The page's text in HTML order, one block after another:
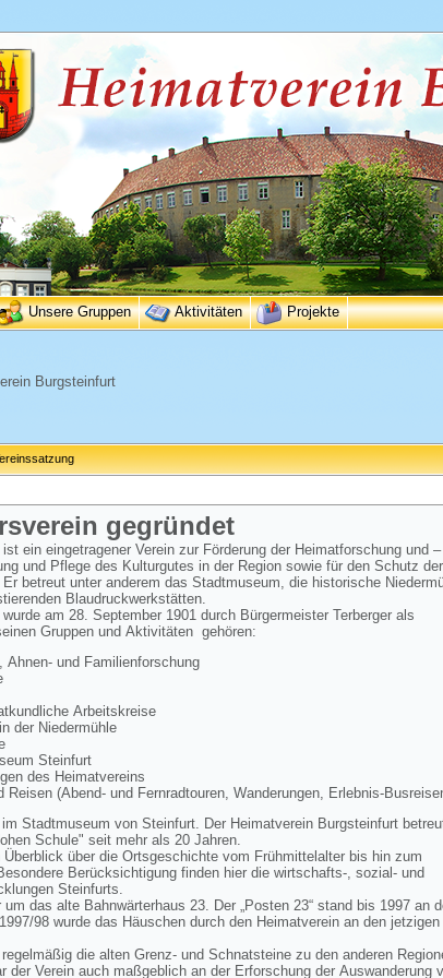
Unsere Gruppen Aktivitäten Projekte
Burgsteinfurt
gegründet
ein eingetragener Verein zur Förderung der Heimatforschung und –
und Pflege des Kulturgutes in der Region sowie für den Schutz der
betreut unter anderem das Stadtmuseum, die historische
Blaudruckwerkstätten.
am 28. September 1901 durch Bürgermeister Terberger als
Gruppen und Aktivitäten gehören:
Ahnen- und Familienforschung
Arbeitskreise
der Niedermühle
Steinfurt
des Heimatvereins
Reisen (Abend- und Fernradtouren, Wanderungen, Erlebnis-
Stadtmuseum von Steinfurt. Der Heimatverein Burgsteinfurt
Schule" seit mehr als 20 Jahren.
über die Ortsgeschichte vom Frühmittelalter bis hin zum
Berücksichtigung finden hier die wirtschafts-, sozial- und
Steinfurts.
das alte Bahnwärterhaus 23. Der „Posten 23“ stand bis 1997 an
98 wurde das Häuschen durch den Heimatverein an den jetzigen
die alten Grenz- und Schnatsteine zu den anderen
der Verein auch maßgeblich an der Erforschung der